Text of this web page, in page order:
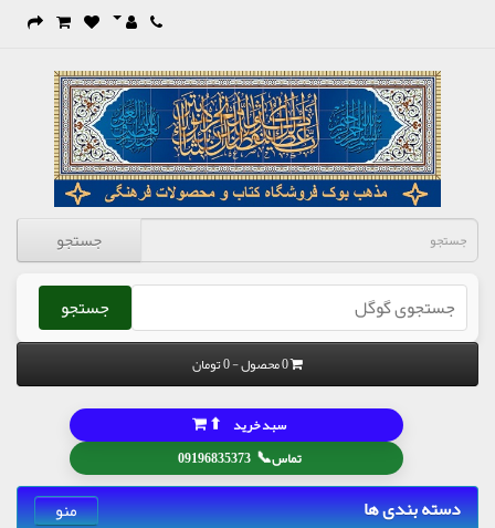
جستجو
جستجو
0 محصول - 0 تومان
تماس📞
09196835373
سبد خرید ⬆
دسته بندی ها منو